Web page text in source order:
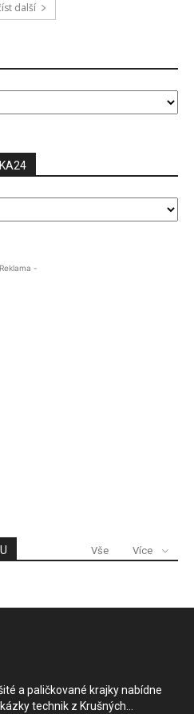
další
-
Vše Více
a paličkované krajky nabídne
technik z Krušných...